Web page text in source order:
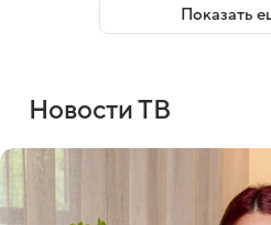
Показать
Новости ТВ